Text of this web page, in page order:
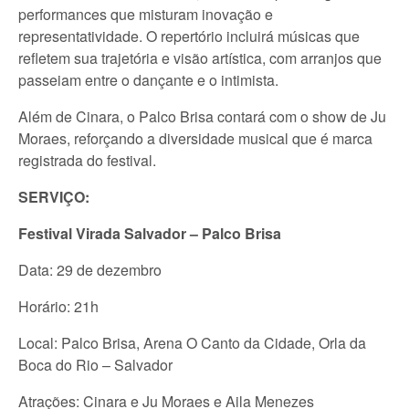
performances que misturam inovação e
representatividade. O repertório incluirá músicas que
refletem sua trajetória e visão artística, com arranjos que
passeiam entre o dançante e o intimista.
Além de Cinara, o Palco Brisa contará com o show de Ju
Moraes, reforçando a diversidade musical que é marca
registrada do festival.
SERVIÇO:
Festival Virada Salvador – Palco Brisa
Data: 29 de dezembro
Horário: 21h
Local: Palco Brisa, Arena O Canto da Cidade, Orla da
Boca do Rio – Salvador
Atrações: Cinara e Ju Moraes e Aila Menezes